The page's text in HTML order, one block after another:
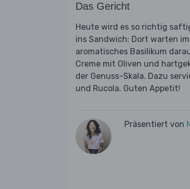
Das Gericht
Heute wird es so richtig
ins Sandwich: Dort warten
aromatisches Basilikum
Creme mit Oliven und
der Genuss-Skala. Dazu
und Rucola. Guten Appetit!
Präsentiert von